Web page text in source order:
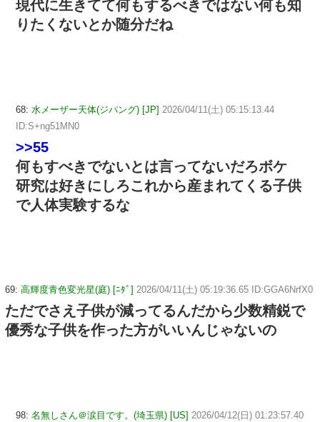
現代に生きてて何もするべきではない何も知
りたくないとか随分だね
68: 水メーザー天体(ジパング) [JP] 2026/04/11(土) 05:15:13.44
ID:S+ng51MN0
>>55
何もすべきでないとは言ってないだろボケ
研究は好きにしろこれから産まれてくる子供
で人体実験するな
69: 高輝度青色変光星(庭) [ﾆﾀﾞ] 2026/04/11(土) 05:19:36.65 ID:GGA6NrfX0
ただでさえ子供が減ってるんだから少数精鋭で
優秀な子供を作った方がいいんじゃないの
98: 名無しさん＠涙目です。(埼玉県) [US] 2026/04/12(日) 01:23:57.40